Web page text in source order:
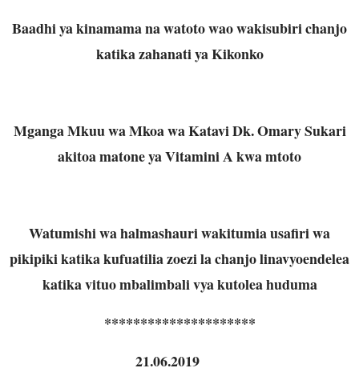
Baadhi ya kinamama na watoto wao wakisubiri chanjo
katika zahanati ya Kikonko
Mganga Mkuu wa Mkoa wa Katavi Dk. Omary Sukari
akitoa matone ya Vitamini A kwa mtoto
Watumishi wa halmashauri wakitumia usafiri wa
pikipiki katika kufuatilia zoezi la chanjo linavyoendelea
katika vituo mbalimbali vya kutolea huduma
*********************
21.06.2019